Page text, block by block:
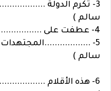
3- تكرم الدولة
سالم )
4- عطفت على .......................... ( مثنى )
5- ..................المجتهدات ناجحات.
سالم )
6- هذه الأقلام